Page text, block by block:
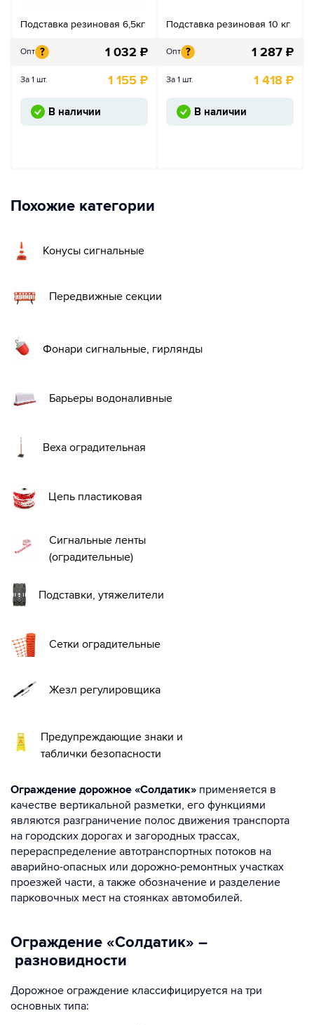
Подставка резиновая 6,5кг
Опт ? 1 032 ₽
За 1 шт. 1 155 ₽
В наличии
Подставка резиновая 10 кг
Опт ? 1 287 ₽
За 1 шт. 1 418 ₽
В наличии
Похожие категории
Конусы сигнальные
Передвижные секции
Фонари сигнальные, гирлянды
Барьеры водоналивные
Веха оградительная
Цепь пластиковая
Сигнальные ленты
(оградительные)
Подставки, утяжелители
Сетки оградительные
Жезл регулировщика
Предупреждающие знаки и
таблички безопасности
Ограждение дорожное «Солдатик» применяется в
качестве вертикальной разметки, его функциями
являются разграничение полос движения транспорта
на городских дорогах и загородных трассах,
перераспределение автотранспортных потоков на
аварийно-опасных или дорожно-ремонтных участках
проезжей части, а также обозначение и разделение
парковочных мест на стоянках автомобилей.
Ограждение «Солдатик» –
разновидности
Дорожное ограждение классифицируется на три
основных типа: